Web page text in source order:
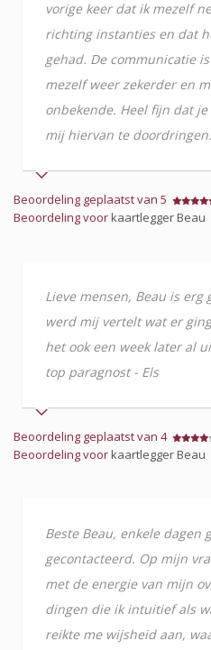
vorige keer dat ik mezelf
richting instanties en dat
gehad. De communicatie
mezelf weer zekerder en
onbekende. Heel fijn dat
mij hiervan te
Beoordeling geplaatst van 5
Beoordeling voorkaartlegger Beau
Lieve mensen, Beau is
werd mij vertelt wat er
het ook een week later al
top paragnost - Els
Beoordeling geplaatst van 4
Beoordeling voorkaartlegger Beau
Beste Beau, enkele dagen
gecontacteerd. Op mijn
met de energie van mijn
dingen die ik intuitief als
reikte me wijsheid aan,